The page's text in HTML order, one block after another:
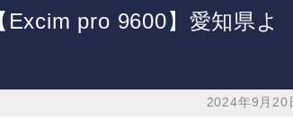
pro 9600】愛知県よ
2024年9月20